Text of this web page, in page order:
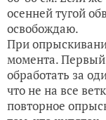
осенней тугой
освобождаю.
При
момента. Первый
обработать за
что не на все
повторное